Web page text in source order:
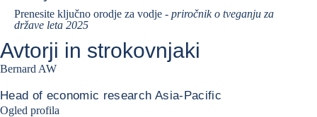
Prenesite ključno orodje za vodje - priročnik o tveganju za
države leta 2025
Avtorji in strokovnjaki
Bernard AW
Head of economic research Asia-Pacific
Ogled profila